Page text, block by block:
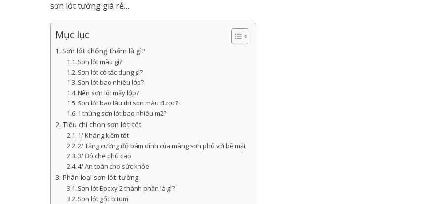
sơn lót tường giá rẻ…
Mục lục
Sơn lót chống thấm là gì?
Sơn lót màu gì?
Sơn lót có tác dụng gì?
Sơn lót bao nhiêu lớp?
Nên sơn lót mấy lớp?
Sơn lót bao lâu thì sơn màu được?
1 thùng sơn lót bao nhiêu m2?
Tiêu chí chọn sơn lót tốt
1/ Kháng kiềm tốt
2/ Tăng cường độ bám dính của màng sơn phủ với bề mặt
3/ Độ che phủ cao
4/ An toàn cho sức khỏe
Phân loại sơn lót tường
Sơn lót Epoxy 2 thành phần là gì?
Sơn lót gốc bitum